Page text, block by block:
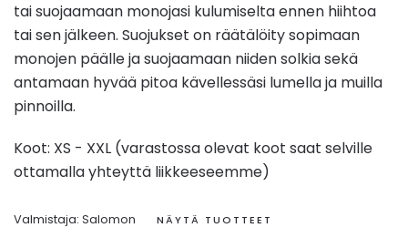
tai suojaamaan monojasi kulumiselta ennen hiihtoa
tai sen jälkeen. Suojukset on räätälöity sopimaan
monojen päälle ja suojaamaan niiden solkia sekä
antamaan hyvää pitoa kävellessäsi lumella ja muilla
pinnoilla.
Koot: XS - XXL (varastossa olevat koot saat selville
ottamalla yhteyttä liikkeeseemme)
Valmistaja: Salomon NÄYTÄ TUOTTEET